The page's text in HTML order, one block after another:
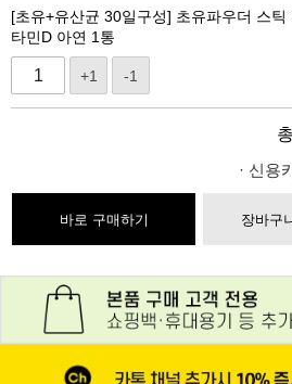
[초유+유산균 30일구성] 초유파우더 스틱
타민D 아연 1통
+1 -1
· 신용
바로 구매하기 장바구